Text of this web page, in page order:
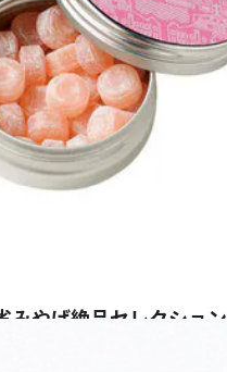
みやげ絶品セレクション